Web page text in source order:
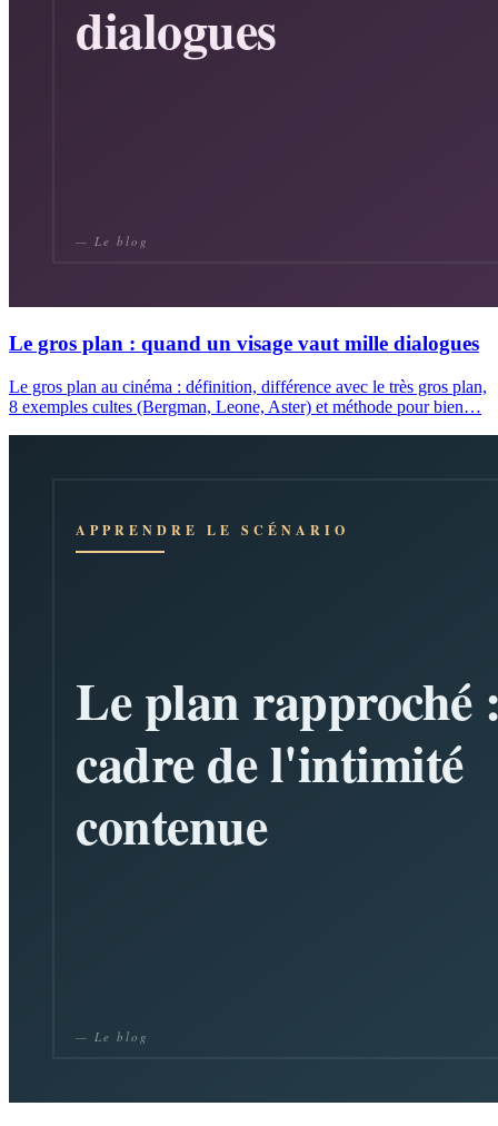
Le gros plan : quand un visage vaut mille dialogues
Le gros plan au cinéma : définition, différence avec le très gros plan,
8 exemples cultes (Bergman, Leone, Aster) et méthode pour bien…